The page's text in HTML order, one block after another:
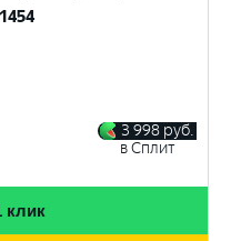
3 998 руб.
в Сплит
клик